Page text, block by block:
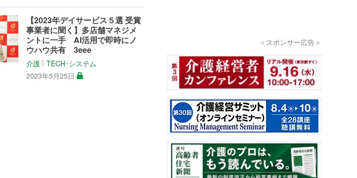
【2023年デイサービス５選 受賞
事業者に聞く】多店舗マネジメ
ントに一手 AI活用で即時にノ
ウハウ共有 3eee
介護 │TECH･システム
2023年5月25日
＜スポンサー広告＞